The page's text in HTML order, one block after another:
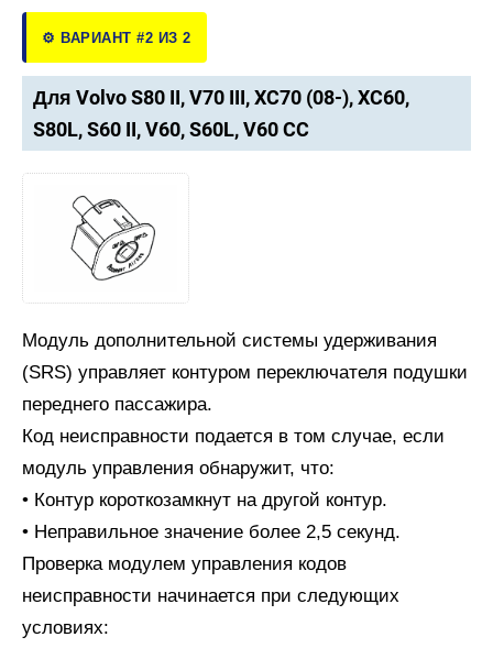
⚙️ ВАРИАНТ #2 ИЗ 2
Для Volvo S80 II, V70 III, XC70 (08-), XC60,
S80L, S60 II, V60, S60L, V60 CC
Модуль дополнительной системы удерживания
(SRS) управляет контуром переключателя подушки
переднего пассажира.
Код неисправности подается в том случае, если
модуль управления обнаружит, что:
• Контур короткозамкнут на другой контур.
• Неправильное значение более 2,5 секунд.
Проверка модулем управления кодов
неисправности начинается при следующих
условиях: